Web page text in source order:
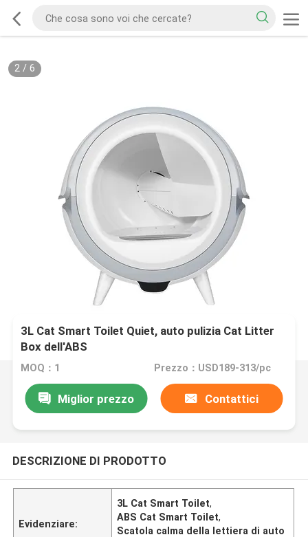
2/ 6
3L Cat Smart Toilet Quiet, auto pulizia Cat Litter
Box dell'ABS
MOQ：1 Prezzo：USD189-313/pc
Miglior prezzo Contattici
DESCRIZIONE DI PRODOTTO
Evidenziare:
3L Cat Smart Toilet,
ABS Cat Smart Toilet,
Scatola calma della lettiera di auto